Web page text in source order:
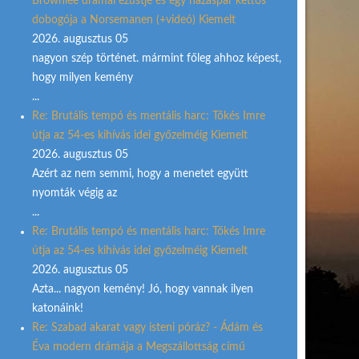
dobogója a Norsemanen (+videó) Kiemelt
2026. augusztus 05
nagyon szép történet. mármint főleg ahhoz képest,
hogy milyen kemény
...
Re: Brutális tempó és mentális harc: Tőkés Imre
útja az 54-es kihívás idei győzelméig Kiemelt
2026. augusztus 05
Azért az nem semmi, hogy a menetet együtt
nyomták végig az
...
Re: Brutális tempó és mentális harc: Tőkés Imre
útja az 54-es kihívás idei győzelméig Kiemelt
2026. augusztus 05
Azta... nagyon kemény! Jó, hogy vannak ilyen
katonáink!
Re: Szabad akarat vagy isteni póráz? - Ádám és
Éva modern drámája a Megszállottság című